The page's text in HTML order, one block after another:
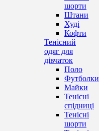
шорти
Штани
Худі
Кофти
Тенісний
одяг для
дівчаток
Поло
Футболки
Майки
Тенісні
спідниці
Тенісні
шорти